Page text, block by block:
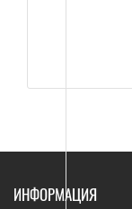
ИНФОРМАЦИЯ